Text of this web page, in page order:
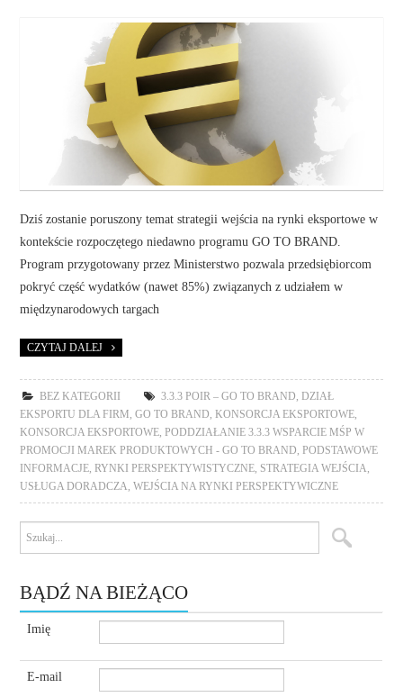
Dziś zostanie poruszony temat strategii wejścia na rynki eksportowe w
kontekście rozpoczętego niedawno programu GO TO BRAND.
Program przygotowany przez Ministerstwo pozwala przedsiębiorcom
pokryć część wydatków (nawet 85%) związanych z udziałem w
międzynarodowych targach
CZYTAJ DALEJ
BEZ KATEGORII 3.3.3 POIR – GO TO BRAND ,DZIAŁ
EKSPORTU DLA FIRM ,GO TO BRAND ,KONSORCJA EKSPORTOWE
KONSORCJA EKSPORTOWE ,PODDZIAŁANIE 3.3.3 WSPARCIE MŚP W
PROMOCJI MAREK PRODUKTOWYCH - GO TO BRAND ,PODSTAWOWE
INFORMACJE ,RYNKI PERSPEKTYWISTYCZNE STRATEGIA WEJŚCIA
USŁUGA DORADCZA ,WEJŚCIA NA RYNKI PERSPEKTYWICZNE
BĄDŹ NA BIEŻĄCO
Imię
E-mail